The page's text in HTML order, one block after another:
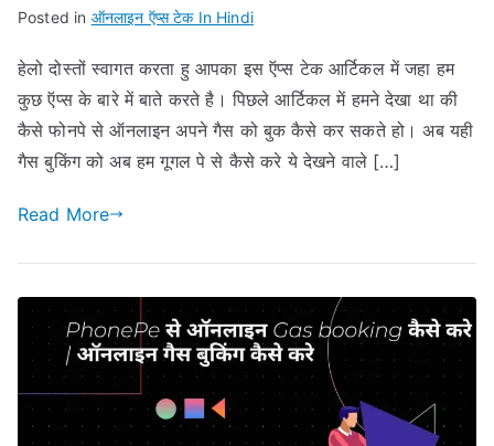
Posted in ऑनलाइन ऍप्स टेक In Hindi
हेलो दोस्तों स्वागत करता हु आपका इस ऍप्स टेक आर्टिकल में जहा हम
कुछ ऍप्स के बारे में बाते करते है। पिछले आर्टिकल में हमने देखा था की
कैसे फोनपे से ऑनलाइन अपने गैस को बुक कैसे कर सकते हो। अब यही
गैस बुकिंग को अब हम गूगल पे से कैसे करे ये देखने वाले […]
Read More